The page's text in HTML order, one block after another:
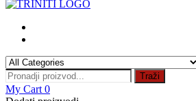
Traži
My Cart 0